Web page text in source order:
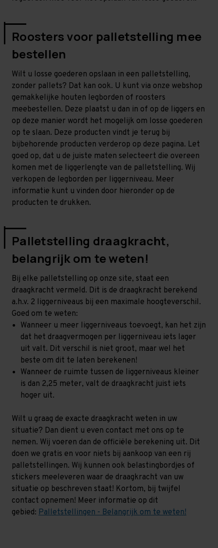
Roosters voor palletstelling mee
bestellen
Wilt u losse goederen opslaan in een palletstelling,
zonder pallets? Dat kan ook. U kunt via onze webshop
gemakkelijke houten legborden of roosters
meebestellen. Deze plaatst u dan in of op de liggers en
op deze manier wordt het mogelijk om losse goederen
op te slaan. Deze producten vindt je terug bij
bijbehorende producten verderop op deze pagina. Let
goed op, dat u de juiste maten selecteert die overeen
komen met de liggerlengte van de palletstelling. Wij
verkopen de legborden per liggerniveau. Meer
informatie kunt u vinden door hieronder op de
producten te drukken.
Palletstelling draagkracht,
belangrijk om te weten!
Bij elke palletstelling op onze site, staat een
draagkracht vermeld. Dit is de draagkracht berekend
a.h.v. 2 liggerniveaus bij een maximale hoogteverschil.
Goed om te weten:
Wanneer u meer liggerniveaus toevoegt, kan het zijn
dat het draagvermogen per liggerniveau iets lager
uit valt. Dit verschil is niet groot, maar wel het
beste om dit te laten berekenen!
Wanneer de ruimte tussen de liggerniveaus kleiner
is dan 2,25 meter, valt de draagkracht juist iets
hoger uit.
Wilt u graag de exacte draagkracht weten in uw
situatie? Dan dient u even contact met ons op te
nemen. Wij voeren dan de officiële berekening uit. Dit
doen we gratis en voor niets bij aankoop van een rij
palletstellingen. Wij kunnen ook belastingbordjes of
stickers meeleveren waar de draagkracht van uw
situatie op beschreven staat! Kortom, bij twijfel
contact opnemen! Meer informatie op dit
gebied: Palletstellingen - Belangrijk om te weten!